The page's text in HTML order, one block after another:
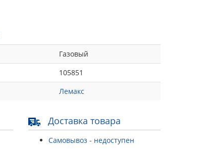
Газовый
105851
Лемакс
Доставка товара
Самовывоз - недоступен